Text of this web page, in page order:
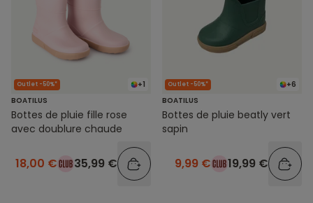
+1
Outlet -50%*
BOATILUS
Bottes de pluie fille rose
avec doublure chaude
18,00 € 35,99 €
+6
Outlet -50%*
BOATILUS
Bottes de pluie beatly vert
sapin
9,99 € 19,99 €